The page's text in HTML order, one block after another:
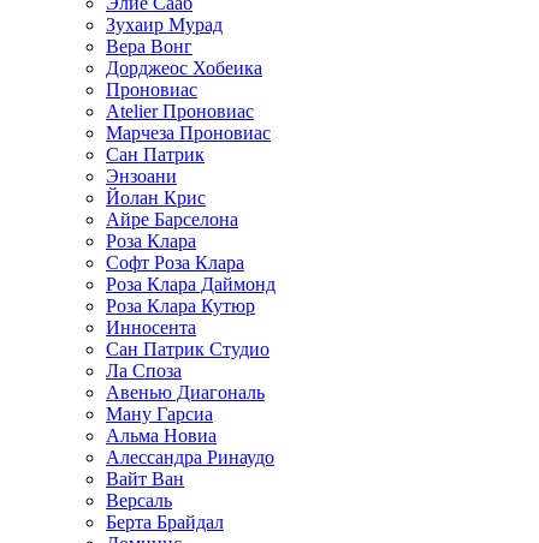
Зухаир Мурад
Вера Вонг
Дорджеос Хобеика
Проновиас
Atelier Проновиас
Марчеза Проновиас
Сан Патрик
Энзоани
Йолан Крис
Айре Барселона
Роза Клара
Софт Роза Клара
Роза Клара Даймонд
Роза Клара Кутюр
Инносента
Сан Патрик Студио
Ла Споза
Авенью Диагональ
Ману Гарсиа
Альма Новиа
Алессандра Ринаудо
Вайт Ван
Версаль
Берта Брайдал